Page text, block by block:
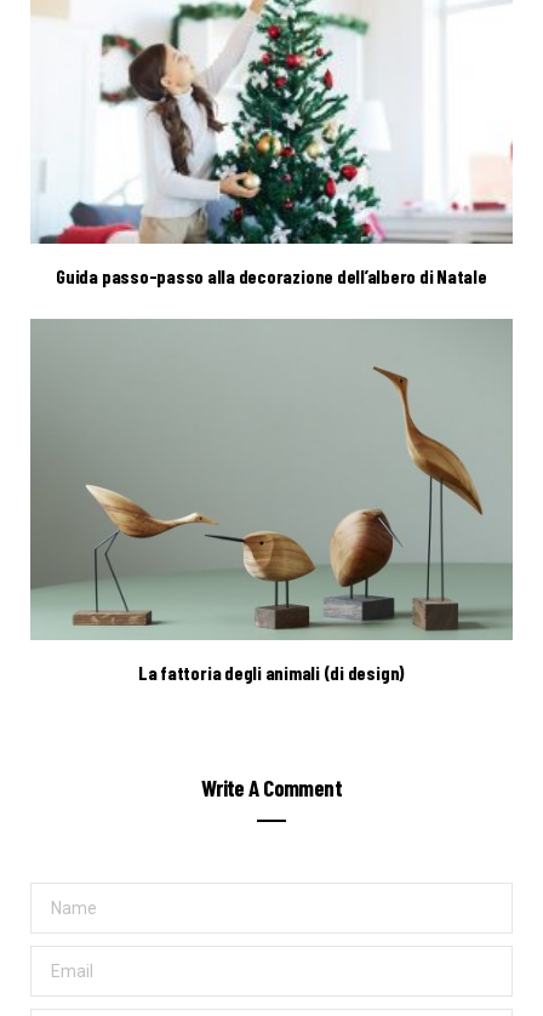
Guida passo-passo alla decorazione dell’albero di Natale
La fattoria degli animali (di design)
Write A Comment